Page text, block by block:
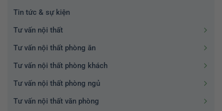
Tin tức & sự kiện
Tư vấn nội thất
Tư vấn nội thất phòng ăn
Tư vấn nội thất phòng khách
Tư vấn nội thất phòng ngủ
Tư vấn nội thất văn phòng